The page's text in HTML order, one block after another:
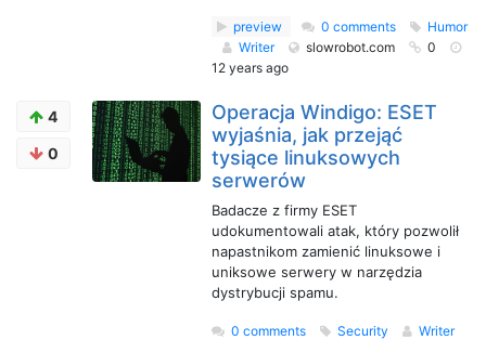
preview 0 comments
Humor
Writer
slowrobot.com
0
12 years ago
4
0
Operacja Windigo: ESET
wyjaśnia, jak przejąć
tysiące linuksowych
serwerów
Badacze z firmy ESET
udokumentowali atak, który pozwolił
napastnikom zamienić linuksowe i
uniksowe serwery w narzędzia
dystrybucji spamu.
0 comments Security
Writer